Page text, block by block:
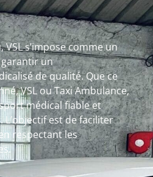
s’impose comme un
un
de qualité. Que ce
VSL ou Taxi Ambulance,
médical fiable et
est de faciliter
respectant les